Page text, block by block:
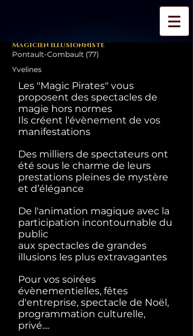
Magicien illusionniste
Pontault-Combault (77)
Yvelines
Les "Magic Pirates" vous
proposent des spectacles de
magie hors normes
Ils créent l'évènement de vos
manifestations
Des milliers de spectateurs ont
été sous le charme de leurs
prestations pleines de mystère
et d’élégance
De l'animation magique avec la
participation incontournable du
public
aux spectacles de grandes
illusions les plus extravagantes
Pour vos soirées
évènementielles, fêtes
d'entreprise, spectacle de Noël,
programmation culturelle,
privé....